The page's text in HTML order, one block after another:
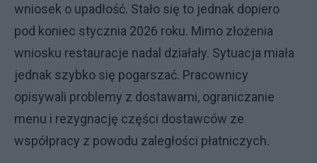
wniosek o upadłość. Stało się to jednak dopiero
pod koniec stycznia 2026 roku. Mimo złożenia
wniosku restauracje nadal działały. Sytuacja miała
jednak szybko się pogarszać. Pracownicy
opisywali problemy z dostawami, ograniczanie
menu i rezygnację części dostawców ze
współpracy z powodu zaległości płatniczych.